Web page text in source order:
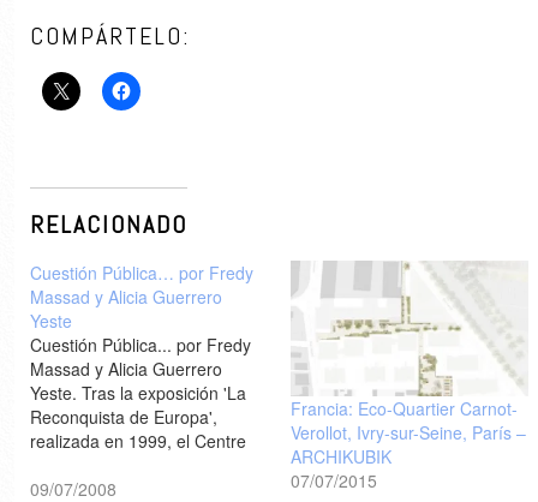
COMPÁRTELO:
RELACIONADO
Cuestión Pública… por Fredy
Massad y Alicia Guerrero
Yeste
Cuestión Pública... por Fredy
Massad y Alicia Guerrero
Yeste. Tras la exposición 'La
Reconquista de Europa',
realizada en 1999, el Centre
Barcelona (CCCB) planteó una
09/07/2008
Francia: Eco-Quartier Carnot-
Verollot, Ivry-sur-Seine, París –
ARCHIKUBIK
07/07/2015